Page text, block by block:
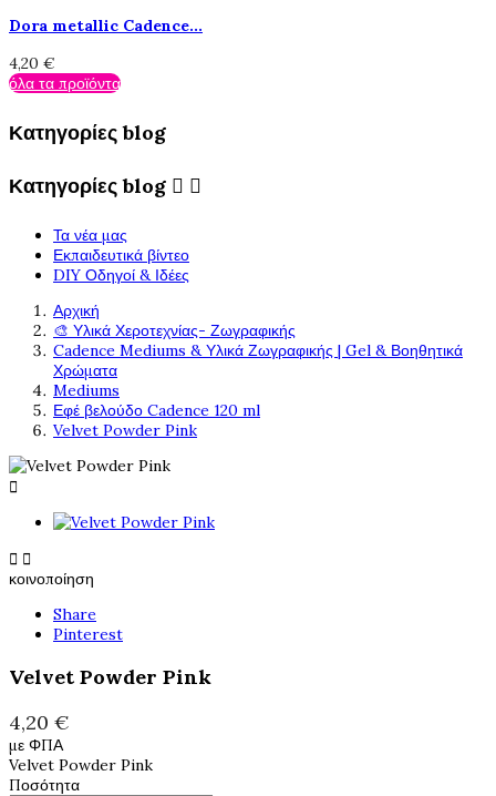
Dora metallic Cadence...
4,20 €
όλα τα προϊόντα
Κατηγορίες blog
Κατηγορίες blog  
Τα νέα μας
Εκπαιδευτικά βίντεο
DIY Οδηγοί & Ιδέες
Αρχική
🎨 Υλικά Χεροτεχνίας- Ζωγραφικής
Cadence Mediums & Υλικά Ζωγραφικής | Gel & Βοηθητικά
Χρώματα
Mediums
Εφέ βελούδο Cadence 120 ml
Velvet Powder Pink

 
κοινοποίηση
Share
Pinterest
Velvet Powder Pink
4,20 €
με ΦΠΑ
Velvet Powder Pink
Ποσότητα